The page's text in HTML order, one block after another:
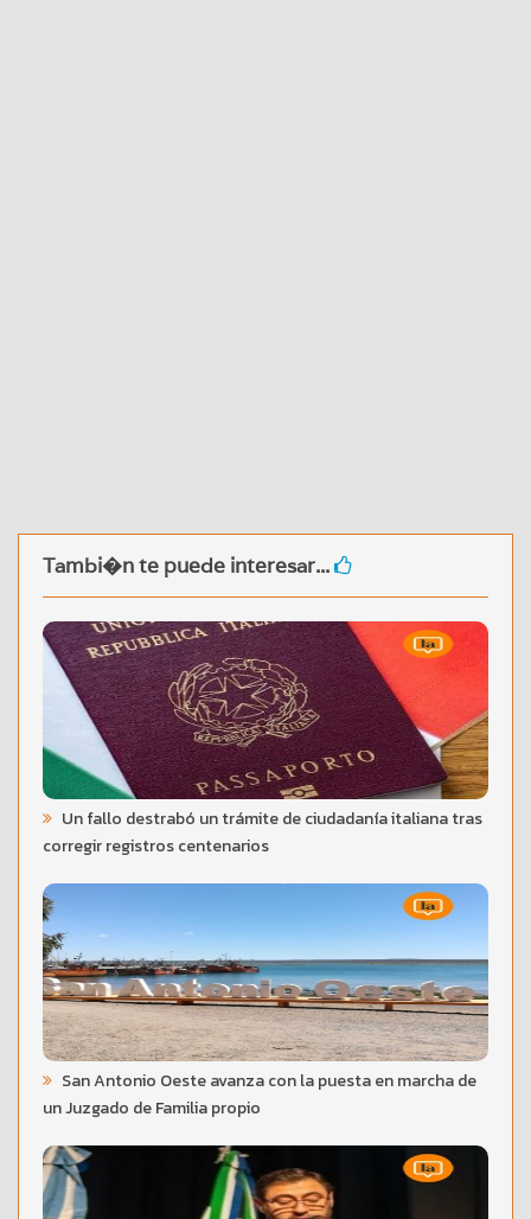
Tambi�n te puede interesar...
Un fallo destrabó un trámite de ciudadanía italiana tras
corregir registros centenarios
San Antonio Oeste avanza con la puesta en marcha de
un Juzgado de Familia propio